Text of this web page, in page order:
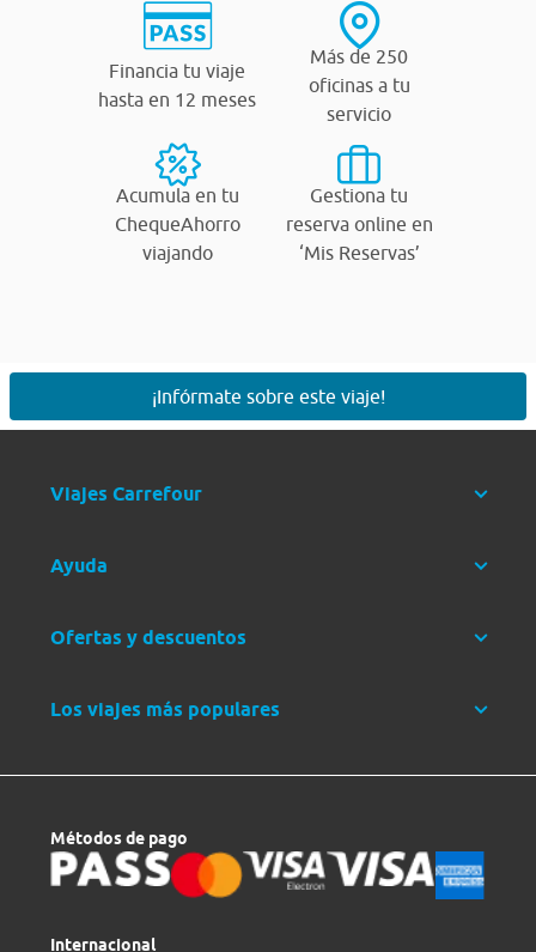
Financia tu viaje
hasta en 12 meses
Más de 250
oficinas a tu
servicio
Acumula en tu
ChequeAhorro
viajando
Gestiona tu
reserva online en
‘Mis Reservas’
¡Infórmate sobre este viaje!
Viajes Carrefour
Ayuda
Ofertas y descuentos
Los viajes más populares
Métodos de pago
Internacional